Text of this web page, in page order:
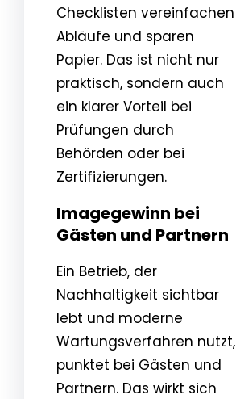
Checklisten vereinfachen
Abläufe und sparen
Papier. Das ist nicht nur
praktisch, sondern auch
ein klarer Vorteil bei
Prüfungen durch
Behörden oder bei
Zertifizierungen.
Imagegewinn bei
Gästen und Partnern
Ein Betrieb, der
Nachhaltigkeit sichtbar
lebt und moderne
Wartungsverfahren nutzt,
punktet bei Gästen und
Partnern. Das wirkt sich